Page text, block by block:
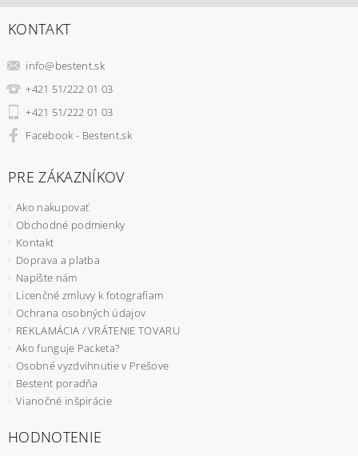
KONTAKT
info@bestent.sk
+421 51/222 01 03
+421 51/222 01 03
Facebook - Bestent.sk
PRE ZÁKAZNÍKOV
Ako nakupovať
Obchodné podmienky
Kontakt
Doprava a platba
Napíšte nám
Licenčné zmluvy k fotografiam
Ochrana osobných údajov
REKLAMÁCIA / VRÁTENIE TOVARU
Ako funguje Packeta?
Osobné vyzdvihnutie v Prešove
Bestent poradňa
Vianočné inšpirácie
HODNOTENIE